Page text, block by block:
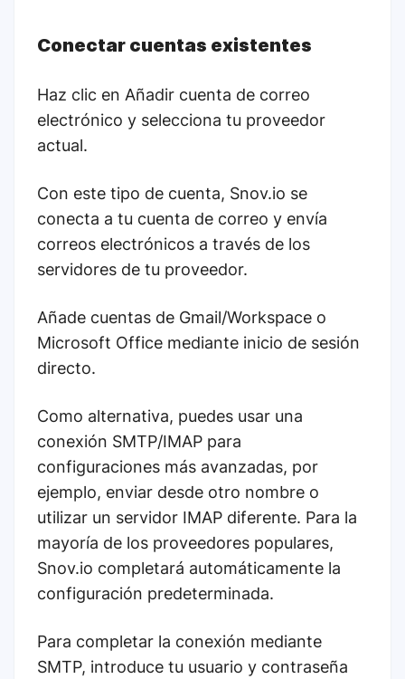
Conectar cuentas existentes
Haz clic en Añadir cuenta de correo
electrónico y selecciona tu proveedor
actual.
Con este tipo de cuenta, Snov.io se
conecta a tu cuenta de correo y envía
correos electrónicos a través de los
servidores de tu proveedor.
Añade cuentas de Gmail/Workspace o
Microsoft Office mediante inicio de sesión
directo.
Como alternativa, puedes usar una
conexión SMTP/IMAP para
configuraciones más avanzadas, por
ejemplo, enviar desde otro nombre o
utilizar un servidor IMAP diferente. Para la
mayoría de los proveedores populares,
Snov.io completará automáticamente la
configuración predeterminada.
Para completar la conexión mediante
SMTP, introduce tu usuario y contraseña